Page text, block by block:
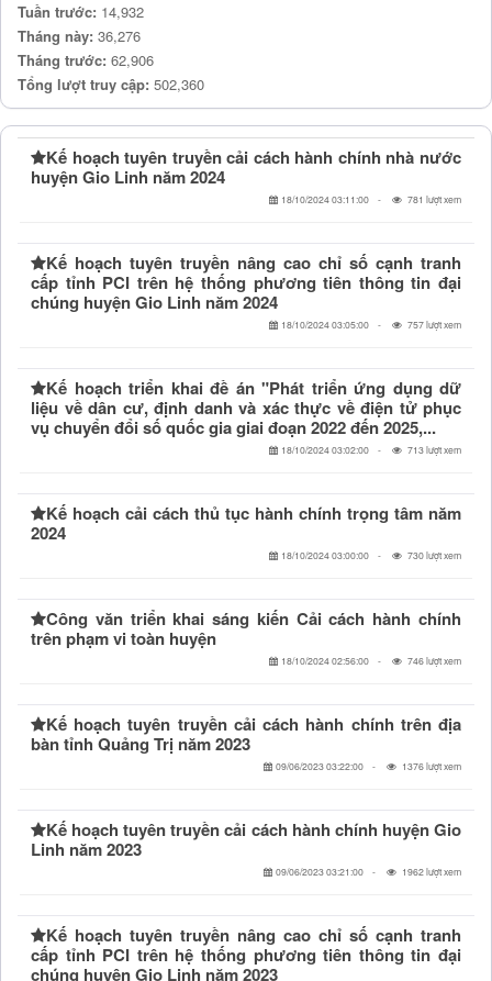
Tuần trước: 14,932
Tháng này: 36,276
Tháng trước: 62,906
Tổng lượt truy cập: 502,360
Kế hoạch tuyên truyền cải cách hành chính nhà nước
huyện Gio Linh năm 2024
18/10/2024 03:11:00 781 lượt xem
Kế hoạch tuyên truyền nâng cao chỉ số cạnh tranh
cấp tỉnh PCI trên hệ thống phương tiên thông tin đại
chúng huyện Gio Linh năm 2024
18/10/2024 03:05:00 757 lượt xem
Kế hoạch triển khai đề án "Phát triển ứng dụng dữ
liệu về dân cư, định danh và xác thực về điện tử phục
vụ chuyển đổi số quốc gia giai đoạn 2022 đến 2025,...
18/10/2024 03:02:00 713 lượt xem
Kế hoạch cải cách thủ tục hành chính trọng tâm năm
2024
18/10/2024 03:00:00 730 lượt xem
Công văn triển khai sáng kiến Cải cách hành chính
trên phạm vi toàn huyện
18/10/2024 02:56:00 746 lượt xem
Kế hoạch tuyên truyền cải cách hành chính trên địa
bàn tỉnh Quảng Trị năm 2023
09/06/2023 03:22:00 1376 lượt xem
Kế hoạch tuyên truyền cải cách hành chính huyện Gio
Linh năm 2023
09/06/2023 03:21:00 1962 lượt xem
Kế hoạch tuyên truyền nâng cao chỉ số cạnh tranh
cấp tỉnh PCI trên hệ thống phương tiên thông tin đại
chúng huyện Gio Linh năm 2023